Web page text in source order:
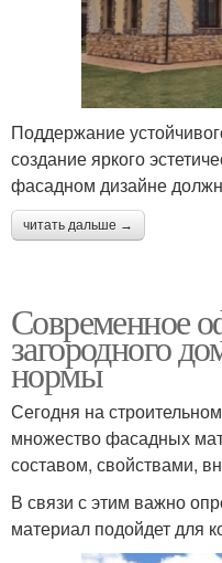
Поддержание
создание яркого
фасадном дизайне
читать дальше →
Современное
загородного
нормы
Сегодня на
множество фасадных
составом, свойствами,
В связи с этим важно
материал подойдет для